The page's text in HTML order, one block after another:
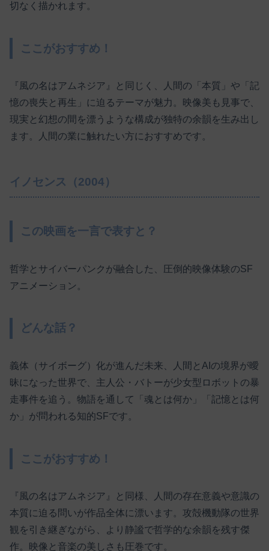
切なく描かれます。
ここがおすすめ！
『風の名はアムネジア』と同じく、人間の「本質」や「記
憶の喪失と再生」に迫るテーマが魅力。映像美も見事で、
現実と幻想の間を漂うような構成が独特の余韻を生み出し
ます。人間の業に触れたい方におすすめです。
イノセンス（2004）
この映画を一言で表すと？
哲学とサイバーパンクが融合した、圧倒的映像体験のSF
アニメーション。
どんな話？
義体（サイボーグ）化が進んだ未来、人間とAIの境界が曖
昧になった世界で、主人公・バトーが少女型ロボットの暴
走事件を追う。物語を通して「魂とは何か」「記憶とは何
か」が問われる知的SFです。
ここがおすすめ！
『風の名はアムネジア』と同様、人間の存在意義や意識の
本質に迫る問いが作品全体に漂います。攻殻機動隊の世界
観を引き継ぎながら、より静謐で哲学的な余韻を残す傑
作。映像と音楽の美しさも圧巻です。